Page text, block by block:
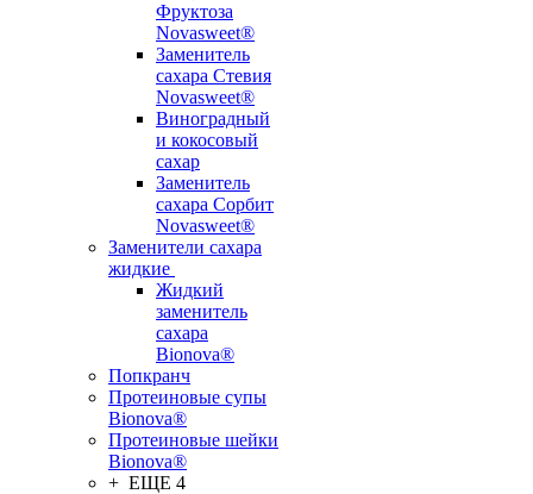
Фруктоза
Novasweet®
Заменитель
сахара Стевия
Novasweet®
Виноградный
и кокосовый
сахар
Заменитель
сахара Сорбит
Novasweet®
Заменители сахара
жидкие
Жидкий
заменитель
сахара
Bionova®
Попкранч
Протеиновые супы
Bionova®
Протеиновые шейки
Bionova®
+ ЕЩЕ 4